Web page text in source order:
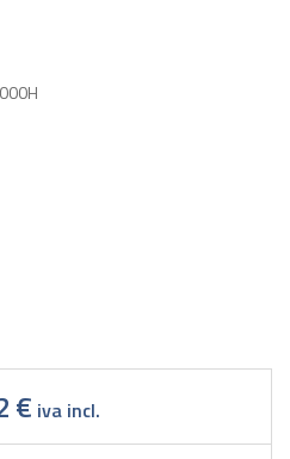
€ iva incl.